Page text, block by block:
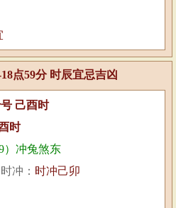
点59分 时辰宜忌吉凶
己酉时
时
）冲兔煞东
时冲： 时冲己卯